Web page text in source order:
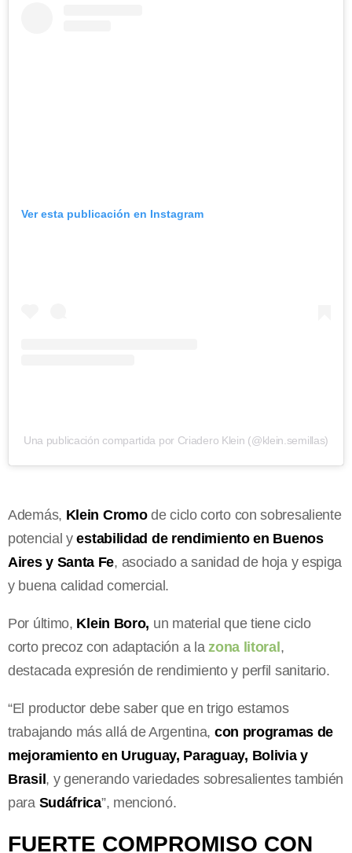
Ver esta publicación en Instagram
Una publicación compartida por Criadero Klein (@klein.semillas)
Además, Klein Cromode ciclo corto con sobresaliente
potencial yestabilidad de rendimiento en Buenos
Aires y Santa Fe, asociado a sanidad de hoja y espiga
y buena calidad comercial.
Por último, Klein Boro, un material que tiene ciclo
corto precoz con adaptación a lazona litoral ,
destacada expresión de rendimiento y perfil sanitario.
“El productor debe saber que en trigo estamos
trabajando más allá de Argentina, con programas de
mejoramiento en Uruguay, Paraguay, Bolivia y
Brasil , y generando variedades sobresalientes también
para Sudáfrica”, mencionó.
FUERTE COMPROMISO CON